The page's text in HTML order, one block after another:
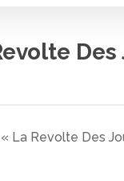
La Revolte Des